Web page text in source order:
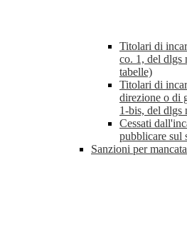
Titolari di
co. 1, del dlgs
tabelle)
Titolari di
direzione o di
1-bis, del dlgs
Cessati
pubblicare sul
Sanzioni per